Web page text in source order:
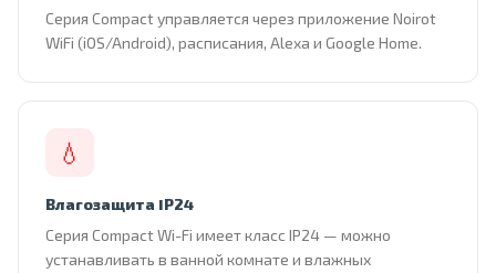
Серия Compact управляется через приложение Noirot
WiFi (iOS/Android), расписания, Alexa и Google Home.
💧
Влагозащита IP24
Серия Compact Wi-Fi имеет класс IP24 — можно
устанавливать в ванной комнате и влажных